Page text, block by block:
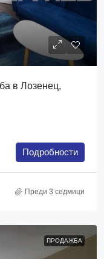
в Лозенец,
Подробности
Преди 3 седмици
ПРОДАЖБА